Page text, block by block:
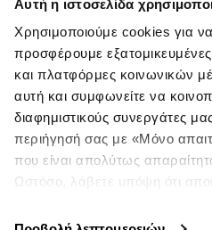
Αυτή η ιστοσελίδα
Χρησιμοποιούμε cookies για
προσφέρουμε
και πλατφόρμες κοινωνικών
αυτή και συμφωνείτε να
διαφημιστικούς συνεργάτες
περιήγησή σας με «Μόνο
που είναι απολύτως
Ωστόσο, λάβετε υπόψη ότι
υπηρεσίες και διαφημίσεις.